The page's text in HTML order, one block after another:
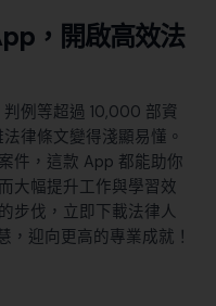
，開啟高效法
例等超過 10,000 部資
律條文變得淺顯易懂。
件，這款 App 都能助你
大幅提升工作與學習效
步伐，立即下載法律人
迎向更高的專業成就！